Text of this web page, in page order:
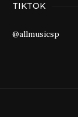
TIKTOK
@allmusicsp